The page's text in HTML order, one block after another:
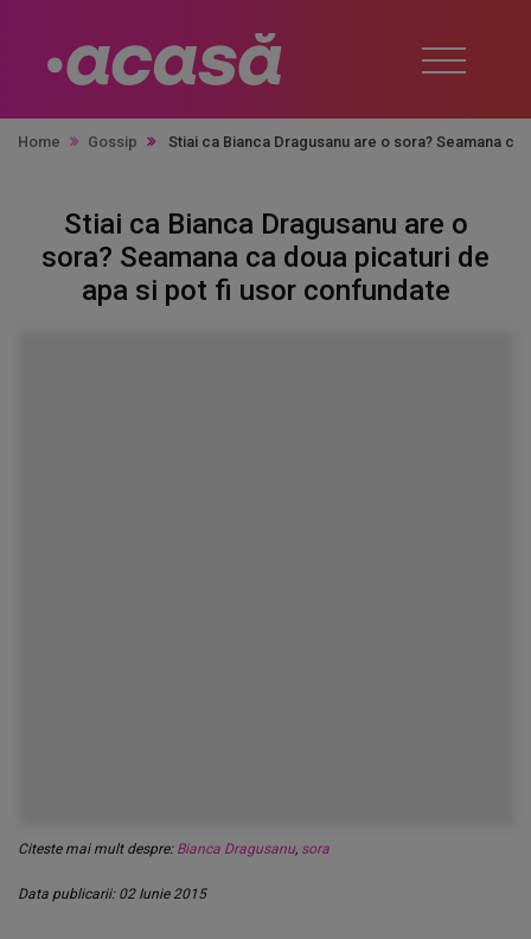
Home Gossip Stiai ca Bianca Dragusanu are o sora? Seamana
Stiai ca Bianca Dragusanu are o
sora? Seamana ca doua picaturi de
apa si pot fi usor confundate
Citeste mai mult despre: Bianca Dragusanu, sora
Data publicarii: 02 Iunie 2015